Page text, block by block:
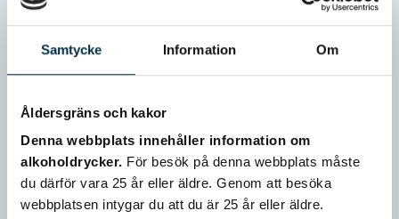
Samtycke Information Om
Åldersgräns och kakor
Denna webbplats innehåller information om
alkoholdrycker. För besök på denna webbplats måste
du därför vara 25 år eller äldre. Genom att besöka
webbplatsen intygar du att du är 25 år eller äldre.